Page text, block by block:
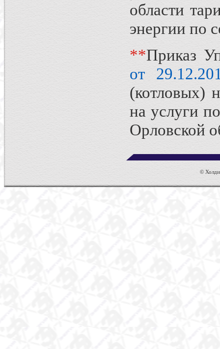
области
энергии по
**Приказ
от
(котловых)
на услуги
Орловской
©